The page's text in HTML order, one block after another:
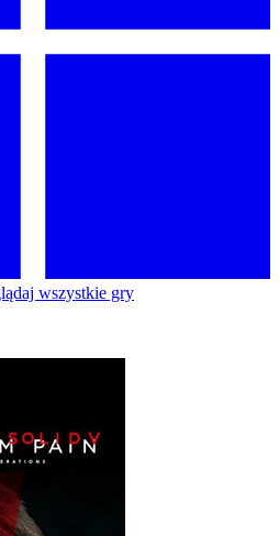
wszystkie gry